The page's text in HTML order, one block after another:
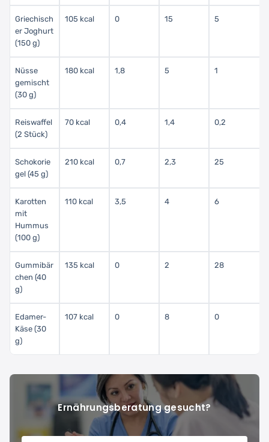
Griechisch
er Joghurt
(150 g)
105 kcal 0 15 5
Nüsse
gemischt
(30 g)
180 kcal 1,8 5 1
Reiswaffel
(2 Stück)
70 kcal 0,4 1,4 0,2
Schokorie
gel (45 g)
210 kcal 0,7 2,3 25
Karotten
mit
Hummus
(100 g)
110 kcal 3,5 4 6
Gummibär
chen (40
g)
135 kcal 0 2 28
Edamer-
Käse (30
g)
107 kcal 0 8 0
Ernährungsberatung gesucht?